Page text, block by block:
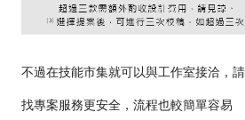
不過在技能市集就可以與工作室接洽，
找專案服務更安全，流程也較簡單容易